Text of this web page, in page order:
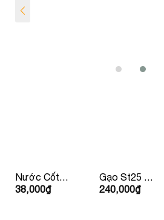
Nước Cốt
Dừa
38,000₫
Gạo St25 –
Gạo Ông
240,000₫